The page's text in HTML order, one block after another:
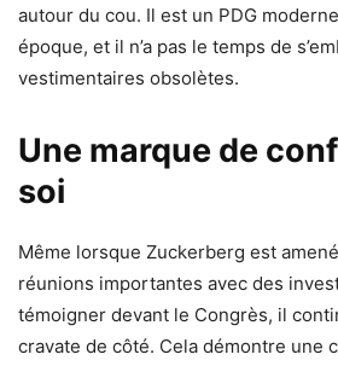
autour du cou. Il est un PDG
époque, et il n’a pas le temps de
vestimentaires obsolètes.
Une marque de
soi
Même lorsque Zuckerberg est
réunions importantes avec des
témoigner devant le Congrès, il
cravate de côté. Cela démontre une